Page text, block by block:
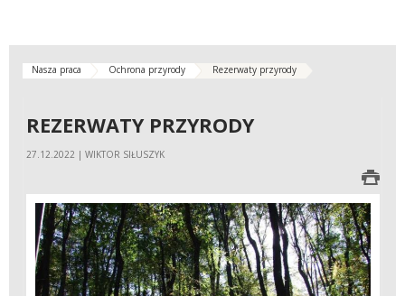
Nasza praca Ochrona przyrody Rezerwaty przyrody
REZERWATY PRZYRODY
27.12.2022 | WIKTOR SIŁUSZYK